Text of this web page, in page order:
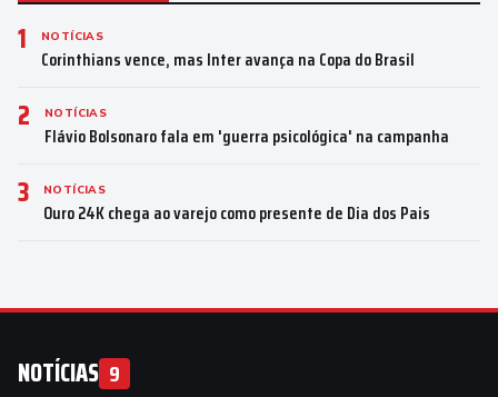
1 NOTÍCIAS
Corinthians vence, mas Inter avança na Copa do Brasil
2 NOTÍCIAS
Flávio Bolsonaro fala em 'guerra psicológica' na campanha
3 NOTÍCIAS
Ouro 24K chega ao varejo como presente de Dia dos Pais
NOTÍCIAS 9